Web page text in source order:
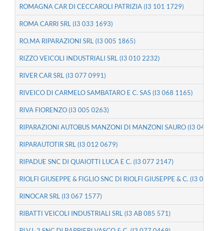
ROMAGNA CAR DI CECCAROLI PATRIZIA (I3 101 1729)
ROMA CARRI SRL (I3 033 1693)
RO.MA RIPARAZIONI SRL (I3 005 1865)
RIZZO VEICOLI INDUSTRIALI SRL (I3 010 2232)
RIVER CAR SRL (I3 077 0991)
RIVEICO DI CARMELO SAMBATARO E C. SAS (I3 068 1165)
RIVA FIORENZO (I3 005 0263)
RIPARAZIONI AUTOBUS MANZONI DI MANZONI SAURO (I3 047
RIPARAUTOTIR SRL (I3 012 0679)
RIPADUE SNC DI QUAIOTTI LUCA E C. (I3 077 2147)
RIOLFI GIUSEPPE & FIGLIO SNC DI RIOLFI GIUSEPPE & C. (I3 056
RINOCAR SRL (I3 067 1577)
RIBATTI VEICOLI INDUSTRIALI SRL (I3 AB 085 571)